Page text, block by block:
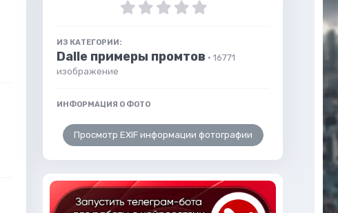
ИЗ КАТЕГОРИИ:
Dalle примеры промтов · 16771
изображение
ИНФОРМАЦИЯ О ФОТО
Просмотр EXIF информации фотографии